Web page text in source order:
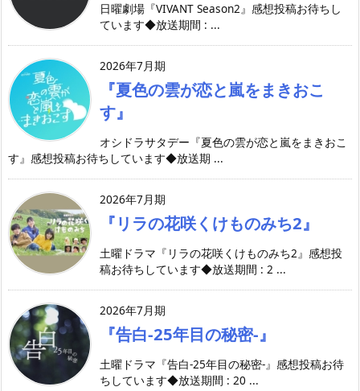
日曜劇場『VIVANT Season2』感想投稿お待ちし
ています◆放送期間 : ...
2026年7月期
『夏色の雲が恋と嵐をまきおこ
す』
オシドラサタデー『夏色の雲が恋と嵐をまきおこ
す』感想投稿お待ちしています◆放送期 ...
2026年7月期
『リラの花咲くけものみち2』
土曜ドラマ『リラの花咲くけものみち2』感想投
稿お待ちしています◆放送期間 : 2 ...
2026年7月期
『告白-25年目の秘密-』
土曜ドラマ『告白-25年目の秘密-』感想投稿お待
ちしています◆放送期間 : 20 ...